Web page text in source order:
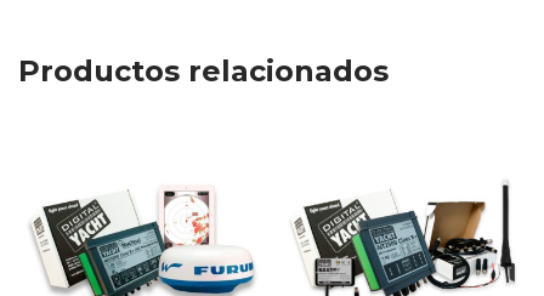
Productos relacionados